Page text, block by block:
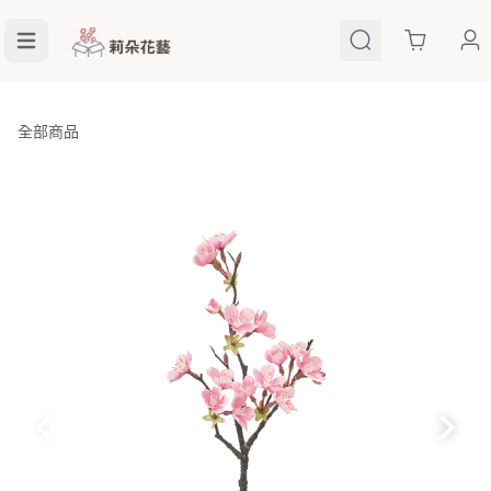
Cart
全部商品